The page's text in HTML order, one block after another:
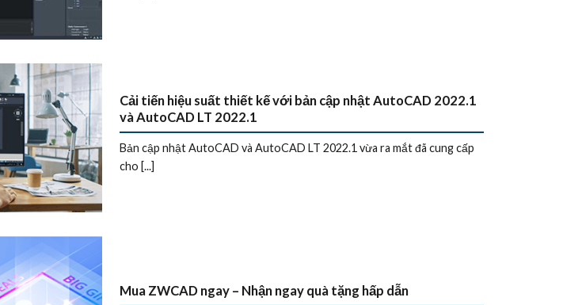
Cải tiến hiệu suất thiết kế với bản cập nhật AutoCAD 2022.1
và AutoCAD LT 2022.1
Bản cập nhật AutoCAD và AutoCAD LT 2022.1 vừa ra mắt đã cung cấp
cho [...]
Mua ZWCAD ngay – Nhận ngay quà tặng hấp dẫn